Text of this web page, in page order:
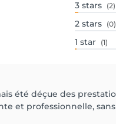
3 stars (2)
2 stars (0)
1 star (1)
été déçue des
et professionnelle,